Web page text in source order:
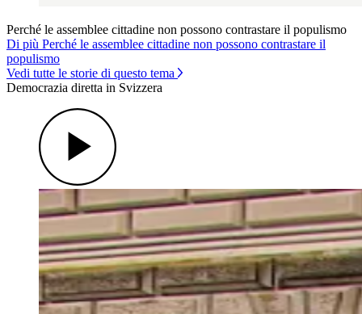
Perché le assemblee cittadine non possono contrastare il populismo
Di più Perché le assemblee cittadine non possono contrastare il
populismo
Vedi tutte le storie di questo tema
Democrazia diretta in Svizzera